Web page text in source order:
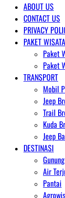
ABOUT US
CONTACT US
PRIVACY
PAKET WISATA
Paket
Paket
TRANSPORT
Mobil
Jeep
Trail
Kuda
Jeep
DESTINASI
Gunung
Air
Pantai